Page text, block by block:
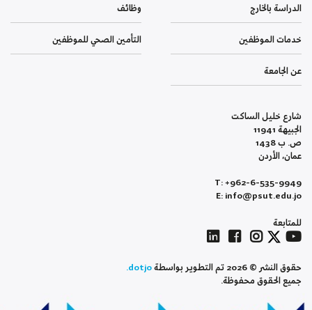
الدراسة بالخارج وظائف
خدمات الموظفين التأمين الصحي للموظفين
عن الجامعة
شارع خليل الساكت
الجبيهة 11941
ص. ب 1438
عمان، الأردن
T: +962-6-535-9949
E: info@psut.edu.jo
للمتابعة
حقوق النشر © 2026 تم التطوير بواسطة
dotjo.
جميع الحقوق محفوظة.